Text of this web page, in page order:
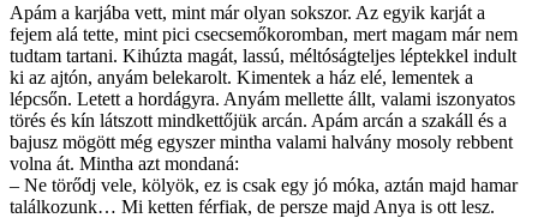
Apám a karjába vett, mint már olyan sokszor. Az egyik karját a
fejem alá tette, mint pici csecsemőkoromban, mert magam már nem
tudtam tartani. Kihúzta magát, lassú, méltóságteljes léptekkel indult
ki az ajtón, anyám belekarolt. Kimentek a ház elé, lementek a
lépcsőn. Letett a hordágyra. Anyám mellette állt, valami iszonyatos
törés és kín látszott mindkettőjük arcán. Apám arcán a szakáll és a
bajusz mögött még egyszer mintha valami halvány mosoly rebbent
volna át. Mintha azt mondaná:
– Ne törődj vele, kölyök, ez is csak egy jó móka, aztán majd hamar
találkozunk… Mi ketten férfiak, de persze majd Anya is ott lesz.